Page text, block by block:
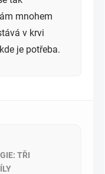
mnohem
v krvi
je potřeba.
TŘI